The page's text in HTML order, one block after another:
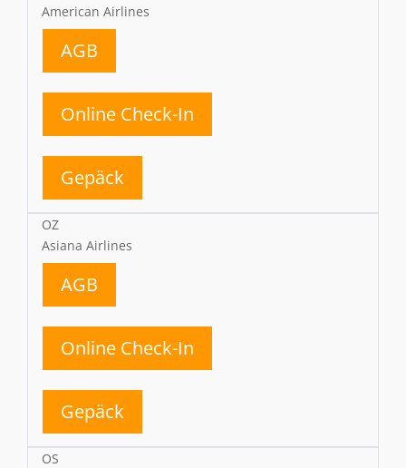
American Airlines
AGB
Online Check-In
Gepäck
OZ
Asiana Airlines
AGB
Online Check-In
Gepäck
OS